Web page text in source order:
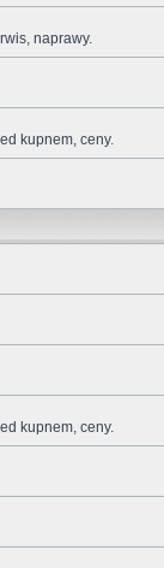
naprawy.
kupnem, ceny.
kupnem, ceny.